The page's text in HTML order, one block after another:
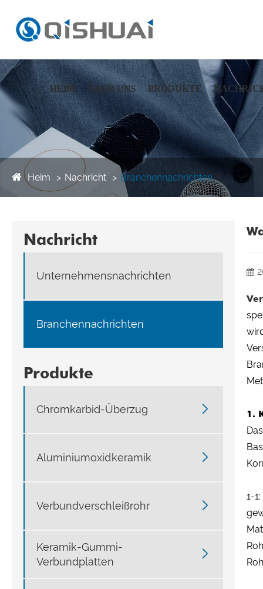
HEIM ÜBER UNS PRODUKTE
Heim Nachricht Branchennachrichten
Nachricht
Unternehmensnachrichten
Branchennachrichten
Produkte
Chromkarbid-Überzug 
Aluminiumoxidkeramik 
Verbundverschleißrohr 
Keramik-Gummi-
Verbundplatten

1.
1-